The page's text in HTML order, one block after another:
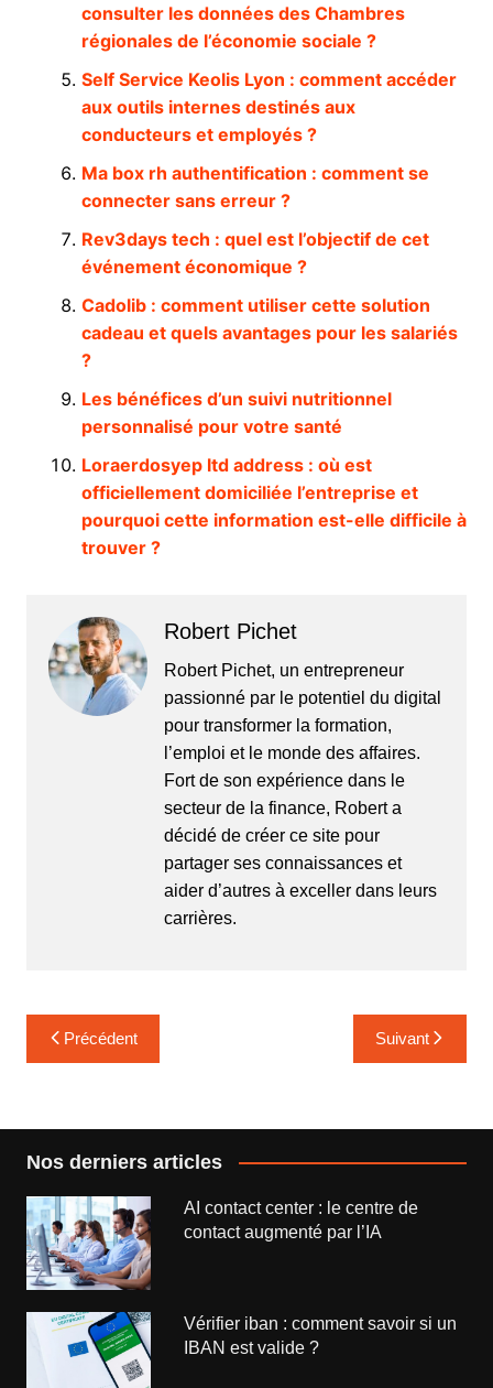
consulter les données des Chambres
régionales de l’économie sociale ?
Self Service Keolis Lyon : comment accéder
aux outils internes destinés aux
conducteurs et employés ?
Ma box rh authentification : comment se
connecter sans erreur ?
Rev3days tech : quel est l’objectif de cet
événement économique ?
Cadolib : comment utiliser cette solution
cadeau et quels avantages pour les salariés
?
Les bénéfices d’un suivi nutritionnel
personnalisé pour votre santé
Loraerdosyep ltd address : où est
officiellement domiciliée l’entreprise et
pourquoi cette information est-elle difficile à
trouver ?
Robert Pichet
Robert Pichet, un entrepreneur
passionné par le potentiel du digital
pour transformer la formation,
l’emploi et le monde des affaires.
Fort de son expérience dans le
secteur de la finance, Robert a
décidé de créer ce site pour
partager ses connaissances et
aider d’autres à exceller dans leurs
carrières.
Navigation
de
Précédent Suivant
Nos derniers articles
AI contact center : le centre de
contact augmenté par l’IA
Vérifier iban : comment savoir si un
IBAN est valide ?